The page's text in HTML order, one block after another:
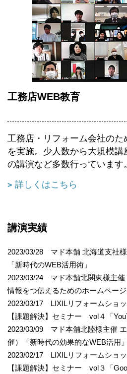
工務店WEB教育
工務店・リフォーム会社のた
を実施。少人数から大規模
の講演など多数行っています。
詳しくはこちら
講演実績
2023/03/28 マド本舗 北海道支社
「新時代のWEB活用術」
2023/03/24 マド本舗北関東様主
情報をつ伝えるためのホームページ
2023/03/17 LIXILリフォームショ
【課題解決】セミナー vol４「
2023/03/09 マド本舗北陸様主催
催）「新時代の効果的なWEB活用」
2023/02/17 LIXILリフォームショ
【課題解決】セミナー vol３「